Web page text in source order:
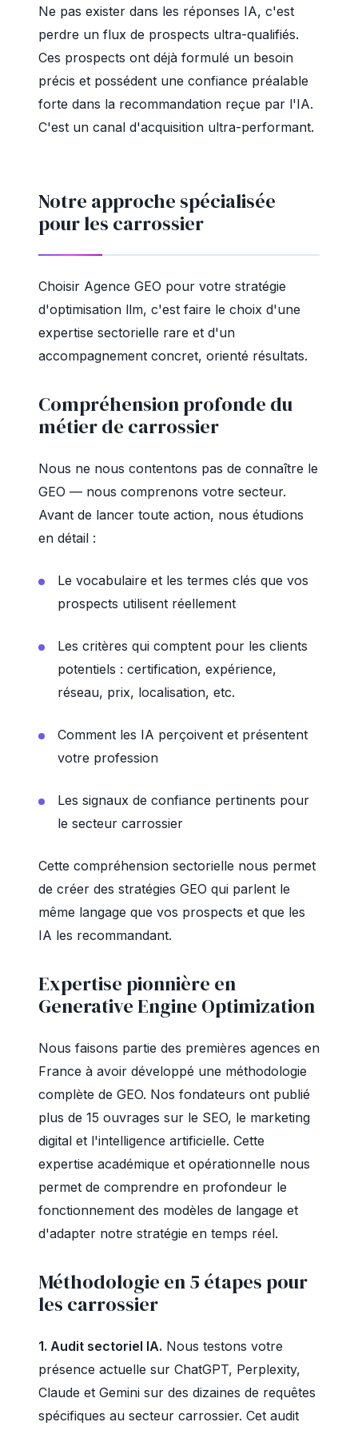
Ne pas exister dans les réponses IA, c'est
perdre un flux de prospects ultra-qualifiés.
Ces prospects ont déjà formulé un besoin
précis et possédent une confiance préalable
forte dans la recommandation reçue par l'IA.
C'est un canal d'acquisition ultra-performant.
Notre approche spécialisée
pour les carrossier
Choisir Agence GEO pour votre stratégie
d'optimisation llm, c'est faire le choix d'une
expertise sectorielle rare et d'un
accompagnement concret, orienté résultats.
Compréhension profonde du
métier de carrossier
Nous ne nous contentons pas de connaître le
GEO — nous comprenons votre secteur.
Avant de lancer toute action, nous étudions
en détail :
Le vocabulaire et les termes clés que vos
prospects utilisent réellement
Les critères qui comptent pour les clients
potentiels : certification, expérience,
réseau, prix, localisation, etc.
Comment les IA perçoivent et présentent
votre profession
Les signaux de confiance pertinents pour
le secteur carrossier
Cette compréhension sectorielle nous permet
de créer des stratégies GEO qui parlent le
même langage que vos prospects et que les
IA les recommandant.
Expertise pionnière en
Generative Engine Optimization
Nous faisons partie des premières agences en
France à avoir développé une méthodologie
complète de GEO. Nos fondateurs ont publié
plus de 15 ouvrages sur le SEO, le marketing
digital et l'intelligence artificielle. Cette
expertise académique et opérationnelle nous
permet de comprendre en profondeur le
fonctionnement des modèles de langage et
d'adapter notre stratégie en temps réel.
Méthodologie en 5 étapes pour
les carrossier
1. Audit sectoriel IA. Nous testons votre
présence actuelle sur ChatGPT, Perplexity,
Claude et Gemini sur des dizaines de requêtes
spécifiques au secteur carrossier. Cet audit